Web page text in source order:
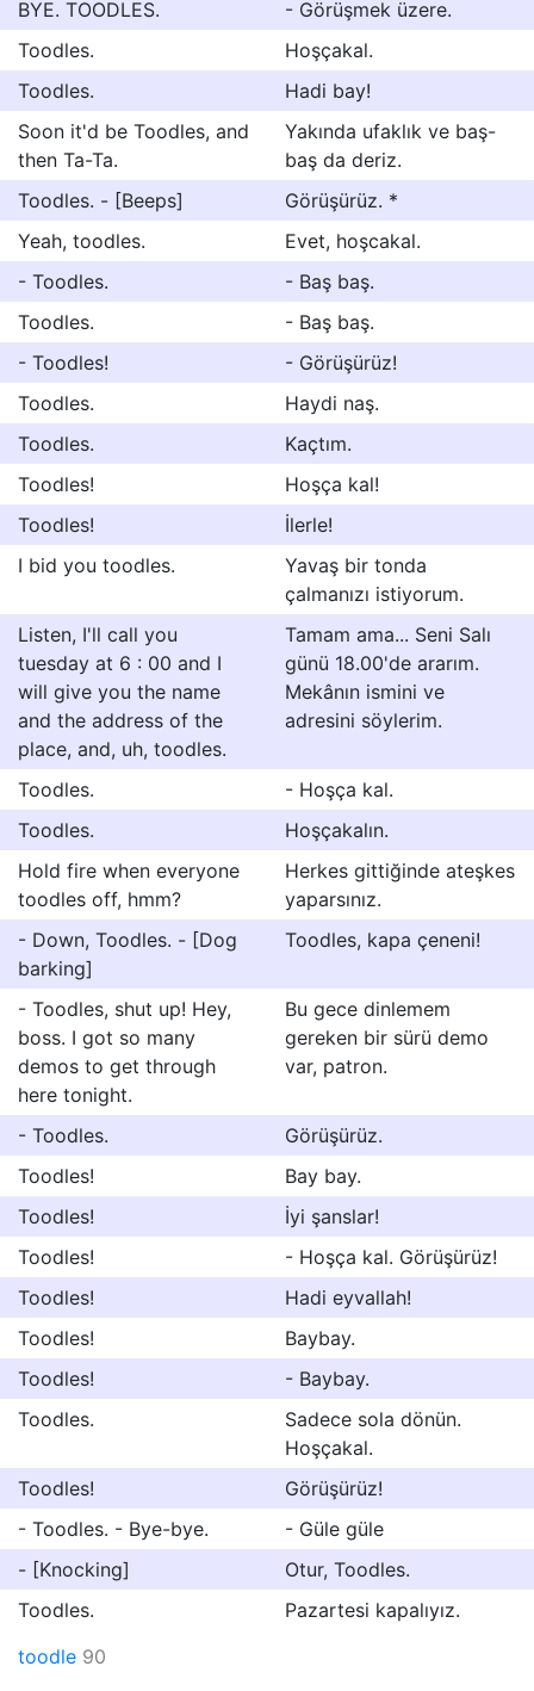
BYE. TOODLES.
- Görüşmek üzere.
Toodles.
Hoşçakal.
Toodles.
Hadi bay!
Soon it'd be Toodles, and
then Ta-Ta.
Yakında ufaklık ve baş-
baş da deriz.
Toodles. - [Beeps]
Görüşürüz. *
Yeah, toodles.
Evet, hoşcakal.
- Toodles.
- Baş baş.
Toodles.
- Baş baş.
- Toodles!
- Görüşürüz!
Toodles.
Haydi naş.
Toodles.
Kaçtım.
Toodles!
Hoşça kal!
Toodles!
İlerle!
I bid you toodles.
Yavaş bir tonda
çalmanızı istiyorum.
Listen, I'll call you
tuesday at 6 : 00 and I
will give you the name
and the address of the
place, and, uh, toodles.
Tamam ama... Seni Salı
günü 18.00'de ararım.
Mekânın ismini ve
adresini söylerim.
Toodles.
- Hoşça kal.
Toodles.
Hoşçakalın.
Hold fire when everyone
toodles off, hmm?
Herkes gittiğinde ateşkes
yaparsınız.
- Down, Toodles. - [Dog
barking]
Toodles, kapa çeneni!
- Toodles, shut up! Hey,
boss. I got so many
demos to get through
here tonight.
Bu gece dinlemem
gereken bir sürü demo
var, patron.
- Toodles.
Görüşürüz.
Toodles!
Bay bay.
Toodles!
İyi şanslar!
Toodles!
- Hoşça kal. Görüşürüz!
Toodles!
Hadi eyvallah!
Toodles!
Baybay.
Toodles!
- Baybay.
Toodles.
Sadece sola dönün.
Hoşçakal.
Toodles!
Görüşürüz!
- Toodles. - Bye-bye.
- Güle güle
- [Knocking]
Otur, Toodles.
Toodles.
Pazartesi kapalıyız.
toodle 90